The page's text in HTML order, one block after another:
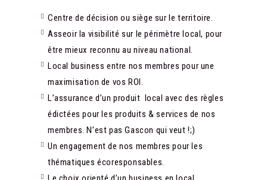
Centre de décision ou siège sur le territoire.
Asseoir la visibilité sur le périmètre local, pour
être mieux reconnu au niveau national.
Local business entre nos membres pour une
maximisation de vos ROI.
L’assurance d’un produit local avec des règles
édictées pour les produits & services de nos
membres. N’est pas Gascon qui veut !;)
Un engagement de nos membres pour les
thématiques écoresponsables.